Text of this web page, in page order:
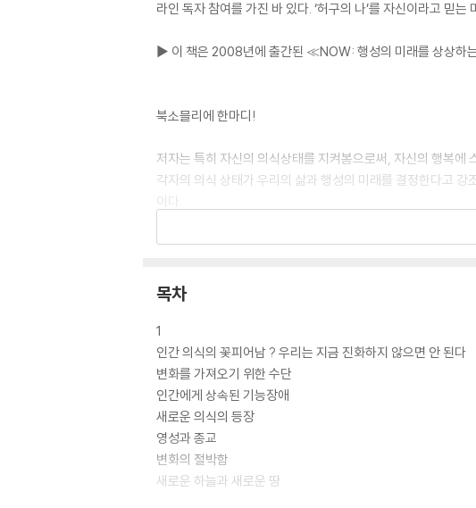
라인 독자 참여를 가진 바 있다. ‘허구의 나’를 자신이라고 믿
▶ 이 책은 2008년에 출간된 ≪NOW: 행성의 미래를 상상하
북소믈리에 한마디!
저자는 특히 자신의 의식상태를 지켜봄으로써, 자신의 행복에
각자의 의식 상태가 우리의 삶과 행성의 미래를 결정한다고
이다.
저자소개_에크하르트 톨레
청년기의 극심한 우울증과 몇 번의 자살 시도 끝에 마침내 존
원인인 ‘자기 자신’이라는 감옥에서 벗어나 ‘지금 이 순간의
Now』와 두 번째 저서 『삶으로 다시 떠오르기A New Earth』
세계에서 가장 큰 정신적 영향력을 지닌 인물로 톨레를 선정했
라 윈프리에게 선물하면서 말했다. “나는 절대자의 숨결이 흐
버에 거주하면서 세계 여러 나라로 강연 여행을 계속하고 있다.
역자소개_류시화
역자 류시화는 오쇼, 크리슈나무르티, 바바 하리 다스와 같은
목차
1
인간 의식의 꽃피어남 ? 우리는 지금 진화하지 않으면 안 된다
변화를 가져오기 위한 수단
인간에게 상속된 기능장애
새로운 의식의 등장
영성과 종교
변화의 절박함
새로운 하늘과 새로운 땅